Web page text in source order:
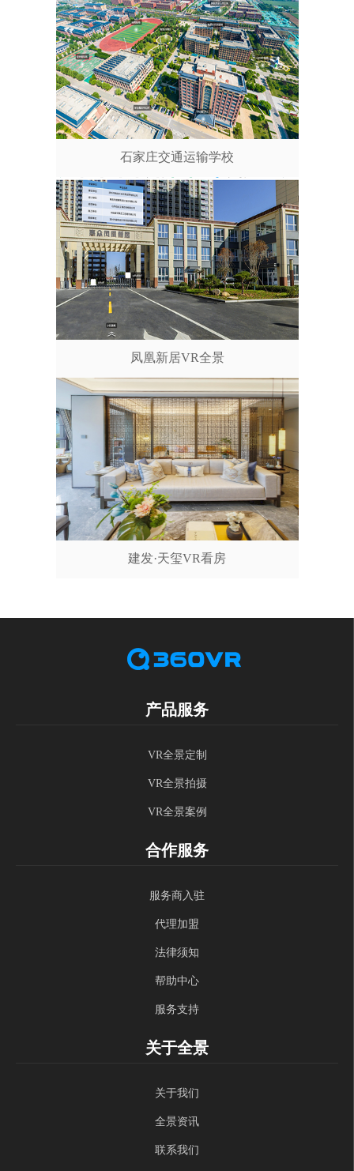
石家庄交通运输学校
凤凰新居VR全景
建发·天玺VR看房
产品服务
VR全景定制
VR全景拍摄
VR全景案例
合作服务
服务商入驻
代理加盟
法律须知
帮助中心
服务支持
关于全景
关于我们
全景资讯
联系我们